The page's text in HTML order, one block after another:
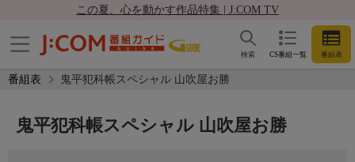
この夏、心を動かす作品特集 | J:COM TV
CS番組一覧 番組表
検索
番組表 鬼平犯科帳スペシャル 山吹屋お勝
鬼平犯科帳スペシャル 山吹屋お勝